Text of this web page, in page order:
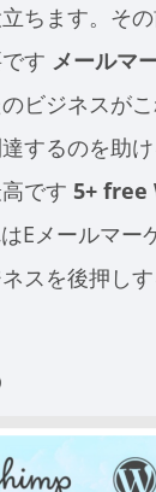
ちます。そ
す メールマ
ビジネスが
するのを助
です 5+ free
Eメールマー
スを後押し